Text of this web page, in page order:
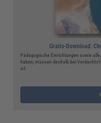
Gratis-Download:
Pädagogische Einrichtungen sowie
haben, müssen deshalb bei
ist.